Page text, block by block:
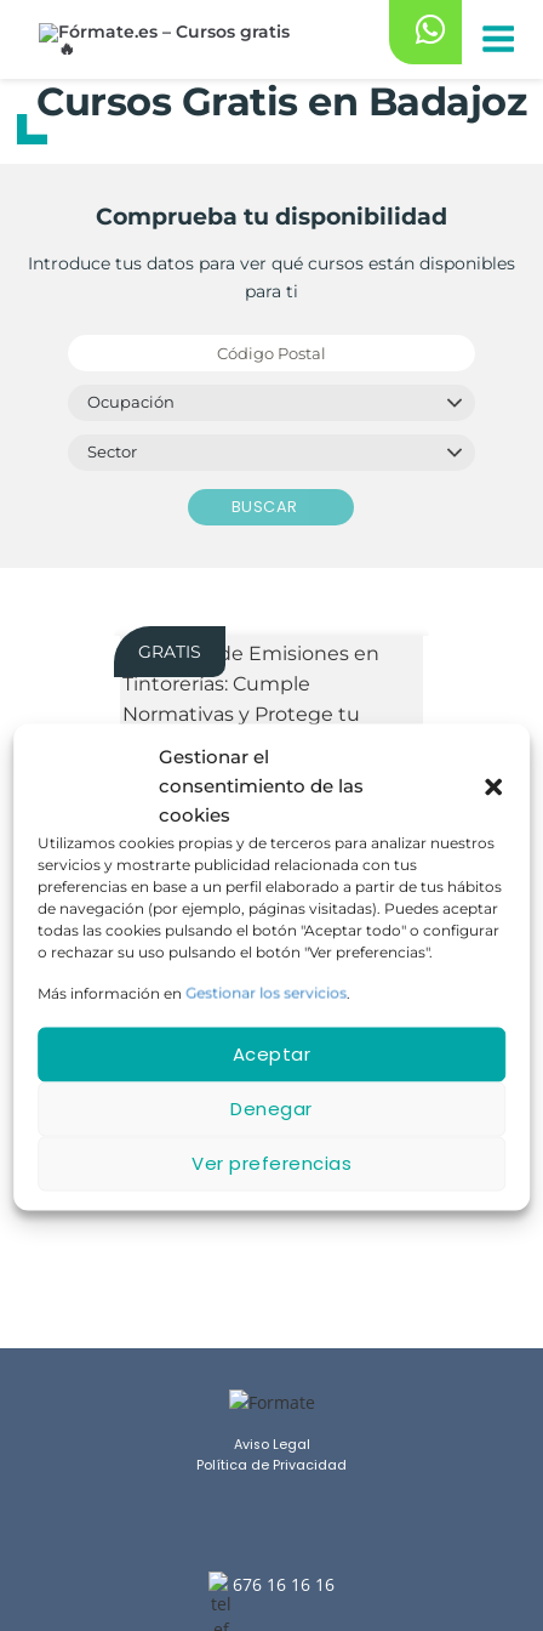
Gestionar el
consentimiento de las
cookies
Utilizamos cookies propias y de terceros para analizar nuestros
servicios y mostrarte publicidad relacionada con tus
preferencias en base a un perfil elaborado a partir de tus hábitos
de navegación (por ejemplo, páginas visitadas). Puedes aceptar
todas las cookies pulsando el botón "Aceptar todo" o configurar
o rechazar su uso pulsando el botón "Ver preferencias".
Más información enGestionar los servicios.
Aceptar
Denegar
Ver preferencias
Cursos Gratis en Badajoz
Comprueba tu disponibilidad
Introduce tus datos para ver qué cursos están disponibles
para ti
BUSCAR
GRATIS
Control de Emisiones en Tintorerías:
Cumple Normativas y Protege tu
Aviso Legal
Política de Privacidad
676 16 16 16